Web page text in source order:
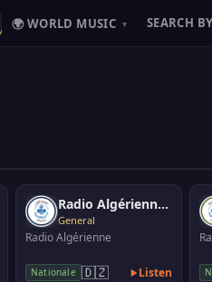
🌍 WORLD MUSIC ▾ SEARCH
Radio Algérienne 1
General
Radio Algérienne
Nationale 🇩🇿 Listen